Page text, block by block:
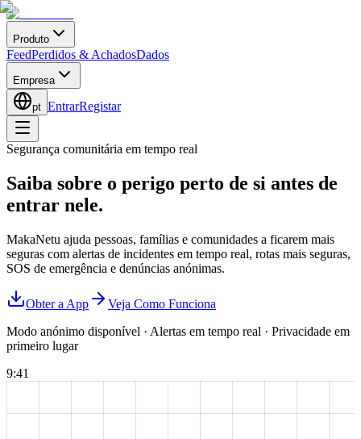
Produto
FeedPerdidos & AchadosDados
Empresa
pt EntrarRegistar
Segurança comunitária em tempo real
Saiba sobre o perigo perto de si antes de
entrar nele.
MakaNetu ajuda pessoas, famílias e comunidades a ficarem mais
seguras com alertas de incidentes em tempo real, rotas mais seguras,
SOS de emergência e denúncias anónimas.
Obter a App
Veja Como Funciona
Modo anónimo disponível · Alertas em tempo real · Privacidade em
primeiro lugar
9:41